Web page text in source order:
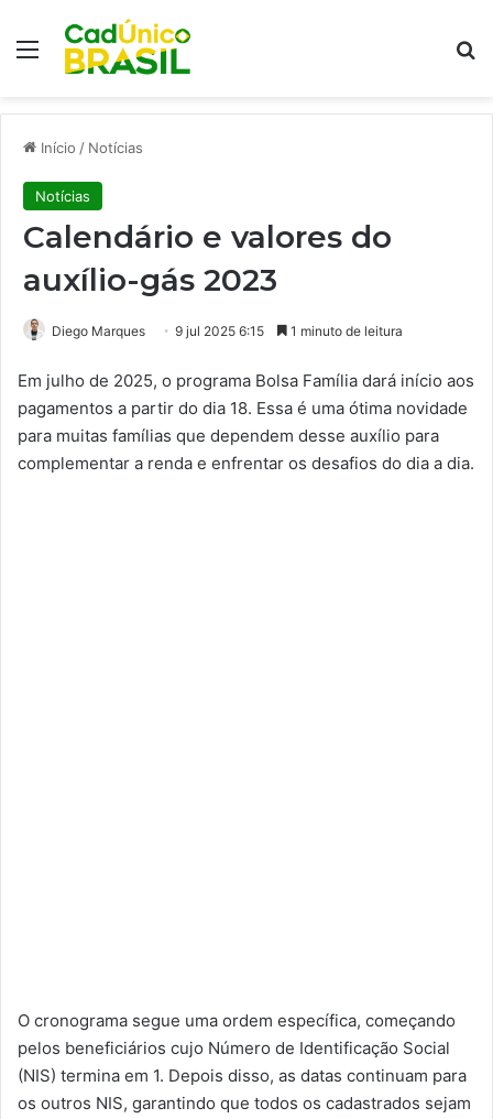
Menu
Início / Notícias
Notícias
Calendário e valores do
auxílio-gás 2023
Diego Marques 9 jul 2025 6:15 1 minuto de leitura
Em julho de 2025, o programa Bolsa Família dará início aos
pagamentos a partir do dia 18. Essa é uma ótima novidade
para muitas famílias que dependem desse auxílio para
complementar a renda e enfrentar os desafios do dia a dia.
O cronograma segue uma ordem específica, começando
pelos beneficiários cujo Número de Identificação Social
(NIS) termina em 1. Depois disso, as datas continuam para
os outros NIS, garantindo que todos os cadastrados sejam